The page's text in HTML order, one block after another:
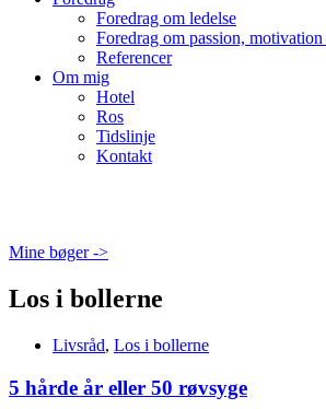
Foredrag om ledelse
Foredrag om passion, motivation
Referencer
Om mig
Hotel
Ros
Tidslinje
Kontakt
Mine bøger ->
Los i bollerne
Livsråd, Los i bollerne
5 hårde år eller 50 røvsyge